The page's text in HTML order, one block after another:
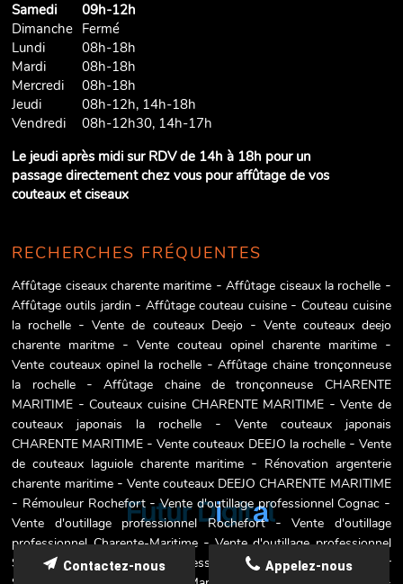
Samedi
09h-12h
Dimanche Fermé
Lundi
08h-18h
Mardi
08h-18h
Mercredi
08h-18h
Jeudi
08h-12h, 14h-18h
Vendredi
08h-12h30, 14h-17h
Le jeudi après midi sur RDV de 14h à 18h pour un
passage directement chez vous pour affûtage de vos
couteaux et ciseaux
RECHERCHES FRÉQUENTES
Affûtage ciseaux charente maritime
Affûtage ciseaux la rochelle
Affûtage outils jardin
Affûtage couteau cuisine
Couteau cuisine
la rochelle
Vente de couteaux Deejo
Vente couteaux deejo
charente maritme
Vente couteau opinel charente maritime
Vente couteaux opinel la rochelle
Affûtage chaine tronçonneuse
la rochelle
Affûtage chaine de tronçonneuse CHARENTE
MARITIME
Couteaux cuisine CHARENTE MARITIME
Vente de
couteaux japonais la rochelle
Vente couteaux japonais
CHARENTE MARITIME
Vente couteaux DEEJO la rochelle
Vente
de couteaux laguiole charente maritime
Rénovation argenterie
charente maritime
Vente couteaux DEEJO CHARENTE MARITIME
Rémouleur Rochefort
Vente d'outillage professionnel Cognac
Vente d'outillage professionnel Rochefort
Vente d'outillage
professionnel Charente-Maritime
Vente d'outillage professionnel
Saintes
Vente d'outillage professionnel La Rochelle
Rémouleur
Appelez-nous
Contactez-nous